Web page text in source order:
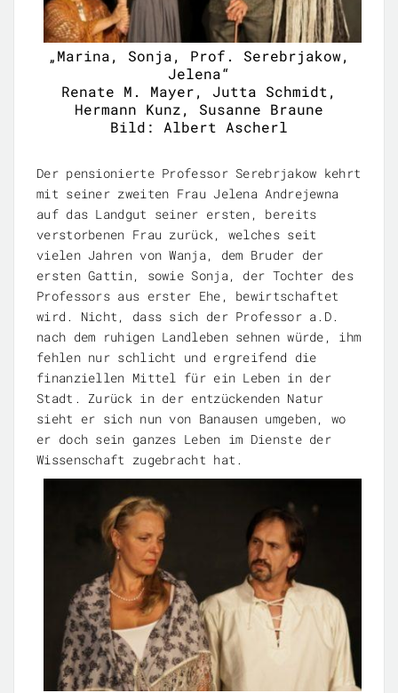
„Marina, Sonja, Prof. Serebrjakow,
Jelena“
Renate M. Mayer, Jutta Schmidt,
Hermann Kunz, Susanne Braune
Bild: Albert Ascherl
Der pensionierte Professor Serebrjakow kehrt
mit seiner zweiten Frau Jelena Andrejewna
auf das Landgut seiner ersten, bereits
verstorbenen Frau zurück, welches seit
vielen Jahren von Wanja, dem Bruder der
ersten Gattin, sowie Sonja, der Tochter des
Professors aus erster Ehe, bewirtschaftet
wird. Nicht, dass sich der Professor a.D.
nach dem ruhigen Landleben sehnen würde, ihm
fehlen nur schlicht und ergreifend die
finanziellen Mittel für ein Leben in der
Stadt. Zurück in der entzückenden Natur
sieht er sich nun von Banausen umgeben, wo
er doch sein ganzes Leben im Dienste der
Wissenschaft zugebracht hat.